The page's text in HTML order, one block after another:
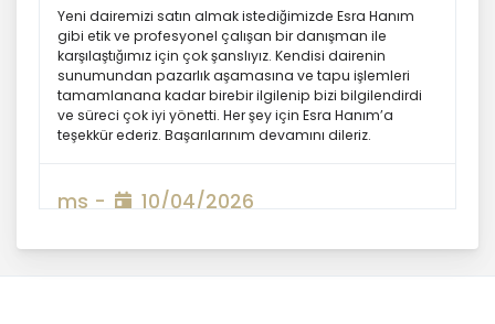
maddesine ve KVK Kanunu’nun 4. ve 7.
maddelerine uygun olarak; işledikleri
kişisel verileri, yalnızca ilgili mevzuat
ve kanunlarda öngörülen veya kişisel
veri işleme amacının gerektirdiği süre
kadar muhafaza edecektir.
MASTERTURK FRANCHİSİNG
A.Ş. öncelikle ilgili mevzuatta kişisel
verilerin saklanması için bir süre
Yeni dairemizi satın almak istediğimizde Esra Hanım
gibi etik ve profesyonel çalışan bir danışman ile
karşılaştığımız için çok şanslıyız. Kendisi dairenin
sunumundan pazarlık aşamasına ve tapu işlemleri
tamamlanana kadar birebir ilgilenip bizi bilgilendirdi
ve süreci çok iyi yönetti. Her şey için Esra Hanım’a
teşekkür ederiz. Başarılarınım devamını dileriz.
ms - 10/04/2026
ilgilendi ve süreci profesyonellikle yönetti. Çok teşekkür